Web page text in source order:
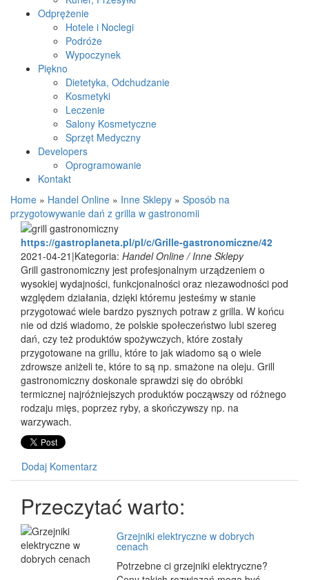
Odprężenie
Hotele i Noclegi
Podróże
Wypoczynek
Piękno
Dietetyka, Odchudzanie
Kosmetyki
Leczenie
Salony Kosmetyczne
Sprzęt Medyczny
Developers
Oprogramowanie
Kontakt
Home » Handel Online » Inne Sklepy » Sposób na
przygotowywanie dań z grilla w gastronomii
https://gastroplaneta.pl/pl/c/Grille-gastronomiczne/42
2021-04-21 |Kategoria: Handel Online / Inne Sklepy
Grill gastronomiczny jest profesjonalnym urządzeniem o
wysokiej wydajności, funkcjonalności oraz niezawodności pod
względem działania, dzięki któremu jesteśmy w stanie
przygotować wiele bardzo pysznych potraw z grilla. W końcu
nie od dziś wiadomo, że polskie społeczeństwo lubi szereg
dań, czy też produktów spożywczych, które zostały
przygotowane na grillu, które to jak wiadomo są o wiele
zdrowsze aniżeli te, które to są np. smażone na oleju. Grill
gastronomiczny doskonale sprawdzi się do obróbki
termicznej najróżniejszych produktów począwszy od różnego
rodzaju mięs, poprzez ryby, a skończywszy np. na
warzywach.
Dodaj Komentarz
Przeczytać warto:
Grzejniki elektryczne w dobrych
cenach
Potrzebne ci grzejniki elektryczne?